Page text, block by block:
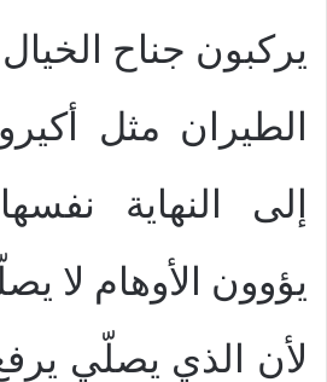
يركبون جناح
الطيران مثل
إلى النهاية
يؤوون الأوهام لا
لأن الذي يصلّي